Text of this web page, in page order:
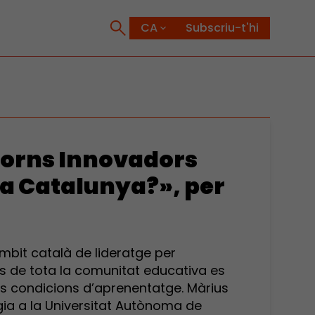
Subscriu-t'hi
Innovadors
Catalunya?», per
català de lideratge per
de tota la comunitat educativa es
condicions d’aprenentatge. Màrius
a la Universitat Autònoma de